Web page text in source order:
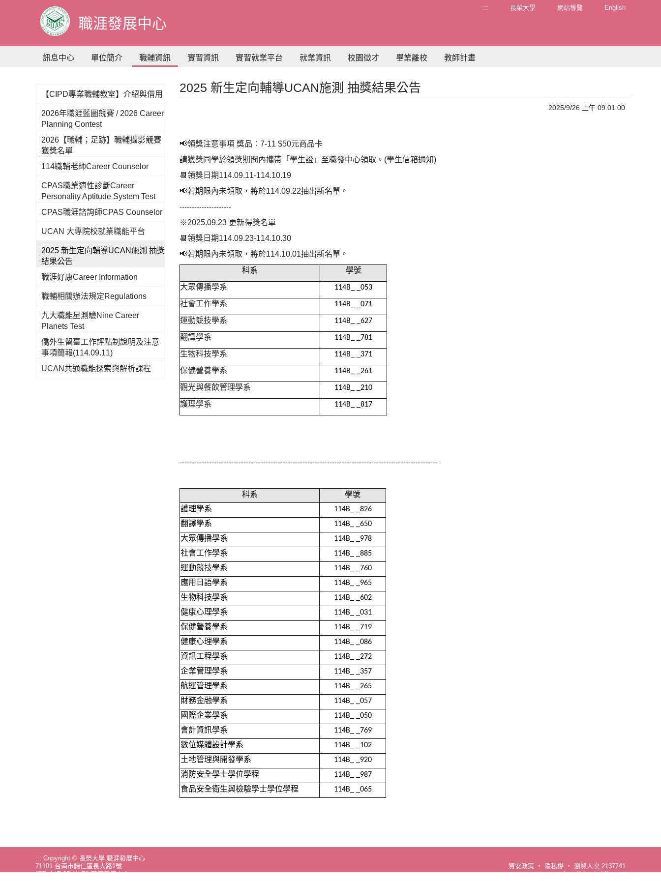
主
要
內
容
職涯發展中心
::: 長榮大學 網站導覽 English
訊息中心 單位簡介 職輔資訊 實習資訊 實習就業平台 就業資訊 校園徵才 畢業離校 教師計畫
2025 新生定向輔導UCAN施測 抽獎結果公告
2025/9/26 上午 09:01:00
📢領獎注意事項 獎品：7-11 $50元商品卡
請獲獎同學於領獎期間內攜帶「學生證」至職發中心領取。(學生信箱通知)
📆領獎日期114.09.11-114.10.19
📢若期限內未領取，將於114.09.22抽出新名單。
---------------------
※2025.09.23 更新得獎名單
📆領獎日期114.09.23-114.10.30
📢若期限內未領取，將於114.10.01抽出新名單。
科系
學號
大眾傳播學系
114B_ _053
社會工作學系 114B_ _071
運動競技學系 114B_ _627
翻譯學系 114B_ _781
生物科技學系 114B_ _371
保健營養學系 114B_ _261
觀光與餐飲管理學系 114B_ _210
護理學系 114B_ _817
---------------------------------------------------------------------------------------------------------
科系
學號
護理學系
114B_ _826
翻譯學系 114B_ _650
大眾傳播學系 114B_ _978
社會工作學系 114B_ _885
運動競技學系 114B_ _760
應用日語學系 114B_ _965
生物科技學系 114B_ _602
健康心理學系 114B_ _031
保健營養學系 114B_ _719
健康心理學系 114B_ _086
資訊工程學系 114B_ _272
企業管理學系 114B_ _357
航運管理學系 114B_ _265
財務金融學系 114B_ _057
國際企業學系 114B_ _050
會計資訊學系 114B_ _769
數位媒體設計學系 114B_ _102
土地管理與開發學系 114B_ _920
消防安全學士學位學程 114B_ _987
食品安全衛生與檢驗學士學位學程 114B_ _065
【CIPD專業職輔教室】介紹與借用
2026年職涯藍圖競賽 / 2026 Career
Planning Contest
2026【職輔；足跡】職輔攝影競賽
獲獎名單
114職輔老師Career Counselor
CPAS職業適性診斷Career
Personality Aptitude System Test
CPAS職涯諮詢師CPAS Counselor
UCAN 大專院校就業職能平台
2025 新生定向輔導UCAN施測 抽獎
結果公告
職涯好康Career Information
職輔相關辦法規定Regulations
九大職能星測驗Nine Career
Planets Test
僑外生留臺工作評點制說明及注意
事項簡報(114.09.11)
UCAN共通職能探索與解析課程
::: Copyright © 長榮大學 職涯發展中心
71101 台南市歸仁區長大路1號
行政大樓 2F (北側) 職涯發展中心
資安政策 ‧ 隱私權 ‧ 瀏覽人次 2137741
http://cjcu.tw/d/career